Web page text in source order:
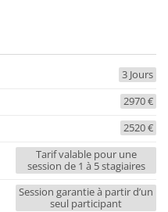
3 Jours
2970 €
2520 €
Tarif valable pour une
session de 1 à 5 stagiaires
Session garantie à partir d’un
seul participant